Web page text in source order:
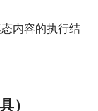
态内容的执行结
）